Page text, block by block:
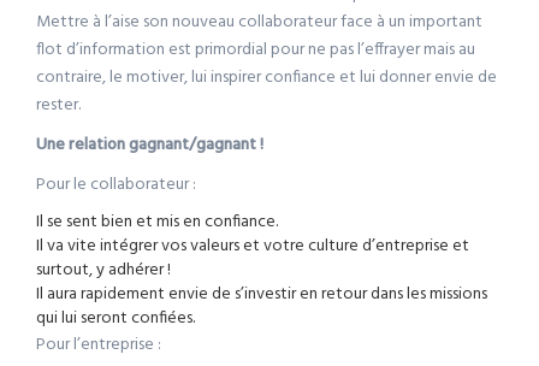
Mettre à l’aise son nouveau collaborateur face à un important
flot d’information est primordial pour ne pas l’effrayer mais au
contraire, le motiver, lui inspirer confiance et lui donner envie de
rester.
Une relation gagnant/gagnant !
Pour le collaborateur :
Il se sent bien et mis en confiance.
Il va vite intégrer vos valeurs et votre culture d’entreprise et
surtout, y adhérer !
Il aura rapidement envie de s’investir en retour dans les missions
qui lui seront confiées.
Pour l’entreprise :